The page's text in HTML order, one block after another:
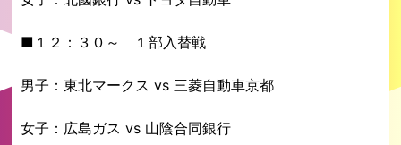
■１２：３０～ １部入替戦
男子：東北マークス vs 三菱自動車京都
女子：広島ガス vs 山陰合同銀行